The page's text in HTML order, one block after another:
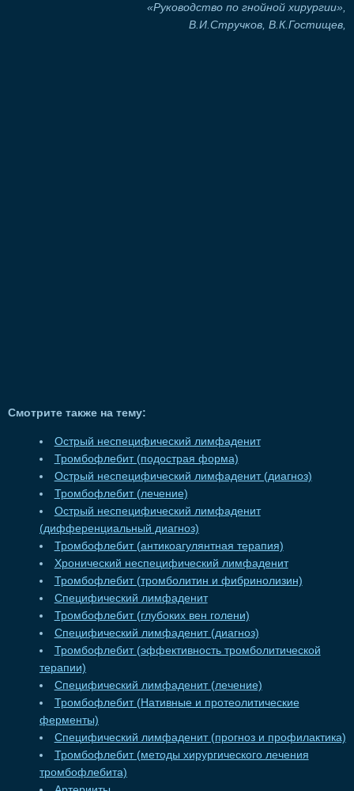
«Руководство по гнойной хирургии»,
В.И.Стручков, В.К.Гостищев,
Смотрите также на тему:
Острый неспецифический лимфаденит
Тромбофлебит (подострая форма)
Острый неспецифический лимфаденит (диагноз)
Тромбофлебит (лечение)
Острый неспецифический лимфаденит
(дифференциальный диагноз)
Тромбофлебит (антикоагулянтная терапия)
Хронический неспецифический лимфаденит
Тромбофлебит (тромболитин и фибринолизин)
Специфический лимфаденит
Тромбофлебит (глубоких вен голени)
Специфический лимфаденит (диагноз)
Тромбофлебит (эффективность тромболитической
терапии)
Специфический лимфаденит (лечение)
Тромбофлебит (Нативные и протеолитические
ферменты)
Специфический лимфаденит (прогноз и профилактика)
Тромбофлебит (методы хирургического лечения
тромбофлебита)